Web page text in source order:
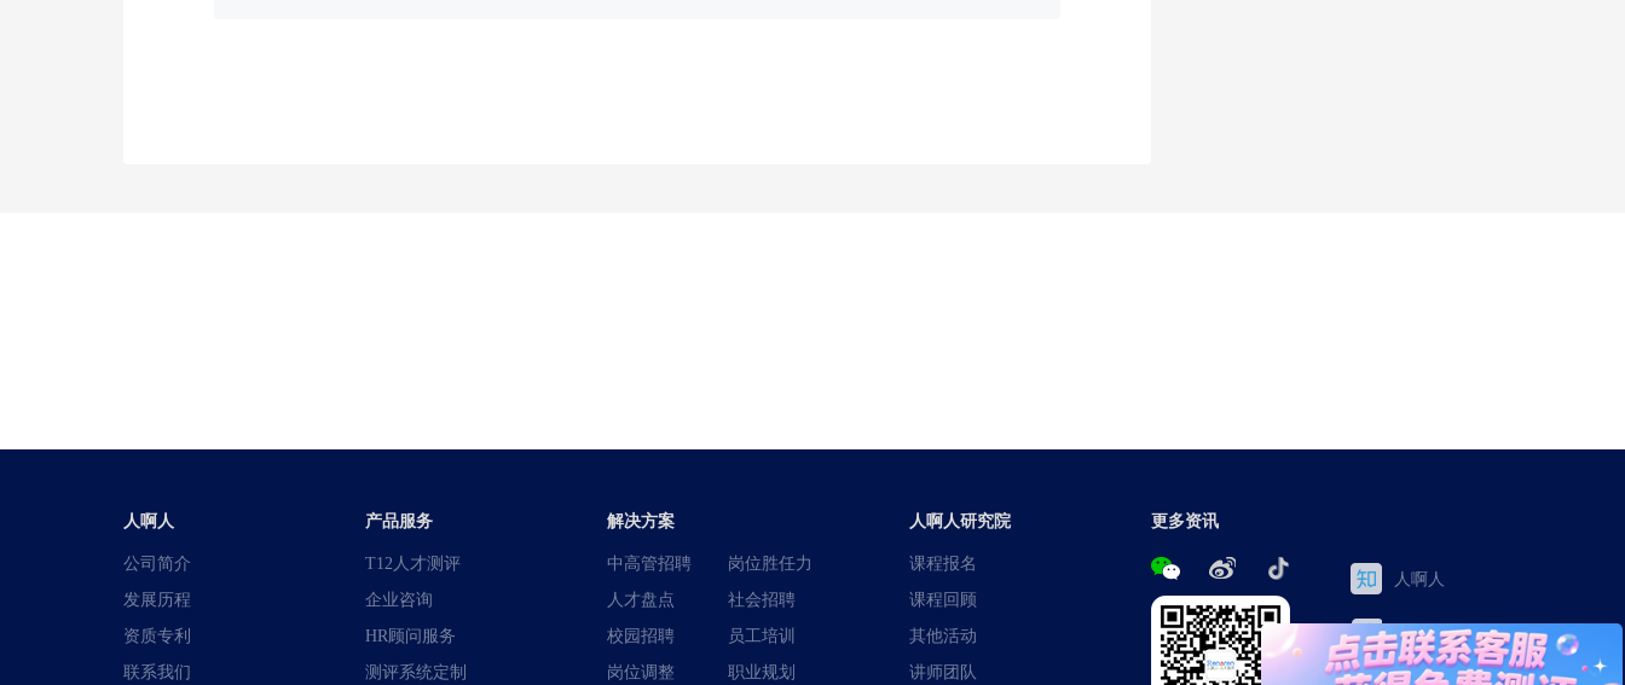
人啊人
公司简介
发展历程
资质专利
联系我们
产品服务
T12人才测评
企业咨询
HR顾问服务
测评系统定制
解决方案
中高管招聘 岗位胜任力
人才盘点 社会招聘
校园招聘 员工培训
岗位调整 职业规划
人啊人研究院
课程报名
课程回顾
其他活动
讲师团队
更多资讯
人啊人
三茅网